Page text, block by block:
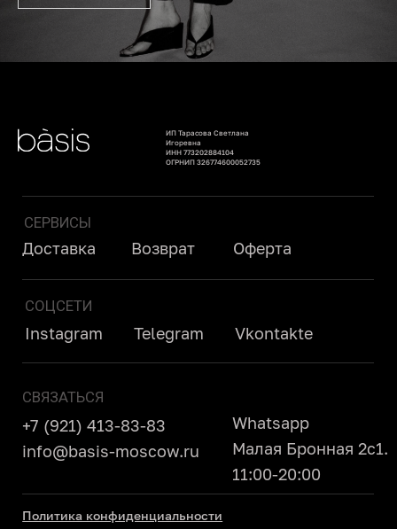
ИП Тарасова Светлана
Игоревна
ИНН 773202884104
ОГРНИП 326774600052735
info@basis-moscow.ru
Telegram Vkontakte
Малая Бронная 2с1.
11:00-20:00